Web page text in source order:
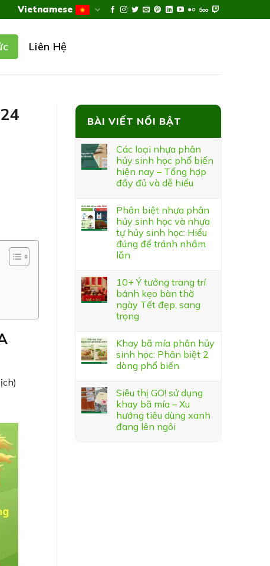
Vietnamese
Liên Hệ
BÀI VIẾT NỔI BẬT
Các loại nhựa phân
hủy sinh học phổ biến
hiện nay – Tổng hợp
đầy đủ và dễ hiểu
Phân biệt nhựa phân
hủy sinh học và nhựa
tự hủy sinh học: Hiểu
đúng để tránh nhầm
lẫn
10+ Ý tưởng trang trí
bánh kẹo bàn thờ
ngày Tết đẹp, sang
trọng
Khay bã mía phân hủy
sinh học: Phân biệt 2
dòng phổ biến
Siêu thị GO! sử dụng
khay bã mía – Xu
hướng tiêu dùng xanh
đang lên ngôi